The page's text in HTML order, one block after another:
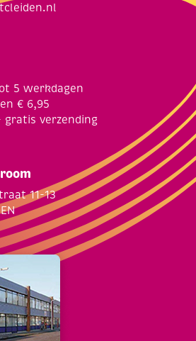
5 werkdagen
€ 6,95
gratis verzending
11-13